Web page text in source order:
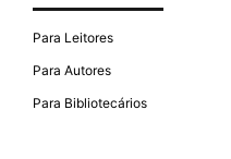
Para Leitores
Para Autores
Para Bibliotecários